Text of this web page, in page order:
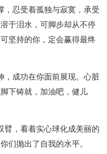
，忍受着孤独与寂寞，承受
于泪水，可脚步却从不停
坚持的你，定会赢得最终
，成功在你面前展现。心脏
下铸就，加油吧，健儿
臂，看着实心球化成美丽的
们抛出了自我的水平。